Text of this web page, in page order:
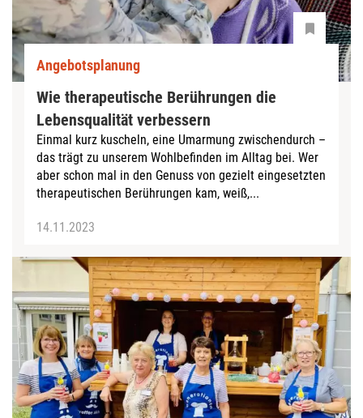
Angebotsplanung
Wie therapeutische Berührungen die
Lebensqualität verbessern
Einmal kurz kuscheln, eine Umarmung zwischendurch –
das trägt zu unserem Wohlbefinden im Alltag bei. Wer
aber schon mal in den Genuss von gezielt eingesetzten
therapeutischen Berührungen kam, weiß,...
14.11.2023